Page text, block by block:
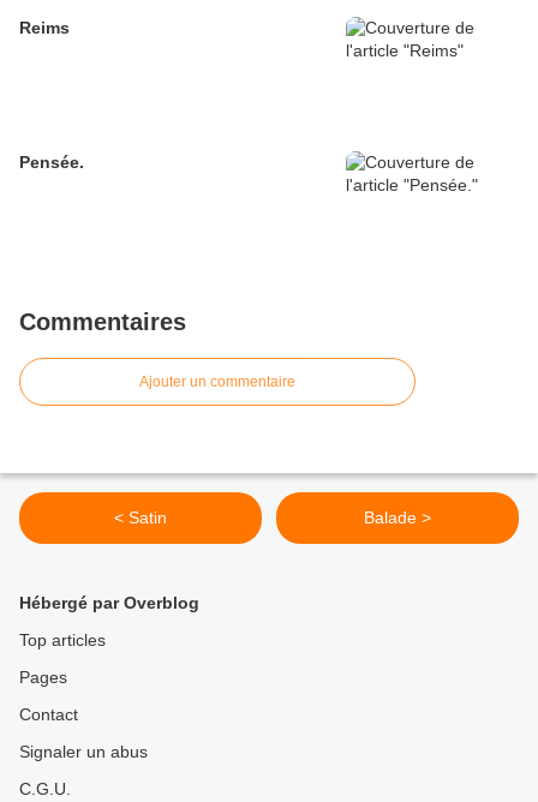
Reims
Pensée.
Commentaires
Ajouter un commentaire
< Satin Balade >
Hébergé par Overblog
Top articles
Pages
Contact
Signaler un abus
C.G.U.